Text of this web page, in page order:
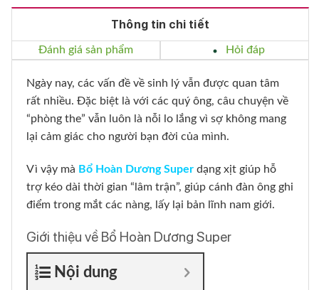
Thông tin chi tiết
Đánh giá sản phẩm Hỏi đáp
Ngày nay, các vấn đề về sinh lý vẫn được quan tâm
rất nhiều. Đặc biệt là với các quý ông, câu chuyện về
“phòng the” vẫn luôn là nỗi lo lắng vì sợ không mang
lại cảm giác cho người bạn đời của mình.
Vì vậy mà Bổ Hoàn Dương Super dạng xịt giúp hỗ
trợ kéo dài thời gian “lâm trận”, giúp cánh đàn ông ghi
điểm trong mắt các nàng, lấy lại bản lĩnh nam giới.
Giới thiệu về Bổ Hoàn Dương Super
Nội dung